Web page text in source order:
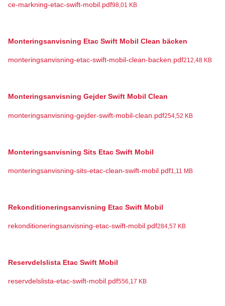
ce-markning-etac-swift-mobil.pdf98,01 KB
Monteringsanvisning Etac Swift Mobil Clean bäcken
monteringsanvisning-etac-swift-mobil-clean-backen.pdf212,48 KB
Monteringsanvisning Gejder Swift Mobil Clean
monteringsanvisning-gejder-swift-mobil-clean.pdf254,52 KB
Monteringsanvisning Sits Etac Swift Mobil
monteringsanvisning-sits-etac-clean-swift-mobil.pdf1,11 MB
Rekonditioneringsanvisning Etac Swift Mobil
rekonditioneringsanvisning-etac-swift-mobil.pdf284,57 KB
Reservdelslista Etac Swift Mobil
reservdelslista-etac-swift-mobil.pdf556,17 KB